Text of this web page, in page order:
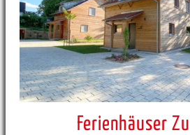
Ferienhäuser